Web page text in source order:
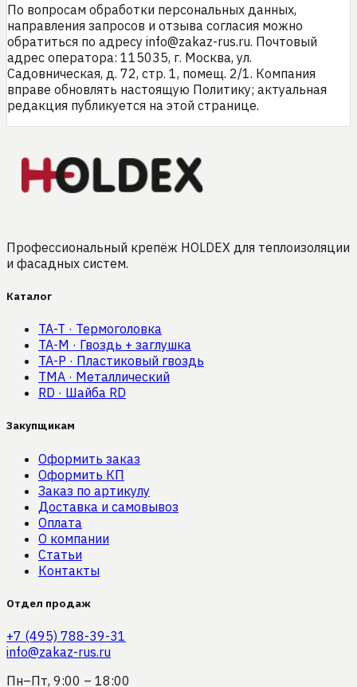
По вопросам обработки персональных данных,
направления запросов и отзыва согласия можно
обратиться по адресу info@zakaz-rus.ru. Почтовый
адрес оператора: 115035, г. Москва, ул.
Садовническая, д. 72, стр. 1, помещ. 2/1. Компания
вправе обновлять настоящую Политику; актуальная
редакция публикуется на этой странице.
Профессиональный крепёж HOLDEX для теплоизоляции
и фасадных систем.
Каталог
TA-T · Термоголовка
TA-M · Гвоздь + заглушка
TA-P · Пластиковый гвоздь
TMA · Металлический
RD · Шайба RD
Закупщикам
Оформить заказ
Оформить КП
Заказ по артикулу
Доставка и самовывоз
Оплата
О компании
Статьи
Контакты
Отдел продаж
+7 (495) 788-39-31
info@zakaz-rus.ru
Пн–Пт, 9:00 – 18:00